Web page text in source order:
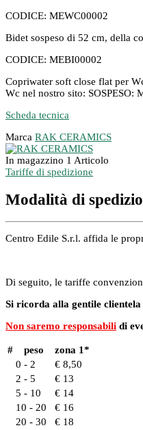
CODICE: MEWC00002
Bidet sospeso di 52 cm, della
CODICE: MEBI00002
Copriwater soft close flat per
Wc nel nostro sito: SOSPESO:
Scheda tecnica
Marca RAK CERAMICS
In magazzino 1 Articolo
Tariffe di spedizione
Modalità di
Centro Edile S.r.l. affida le
Di seguito, le tariffe
Si ricorda alla gentile
Non saremo responsabili di
# peso
zona 1*
0 - 2
€ 8,50
2 - 5
€ 13
5 - 10
€ 14
10 - 20
€ 16
20 - 30
€ 18